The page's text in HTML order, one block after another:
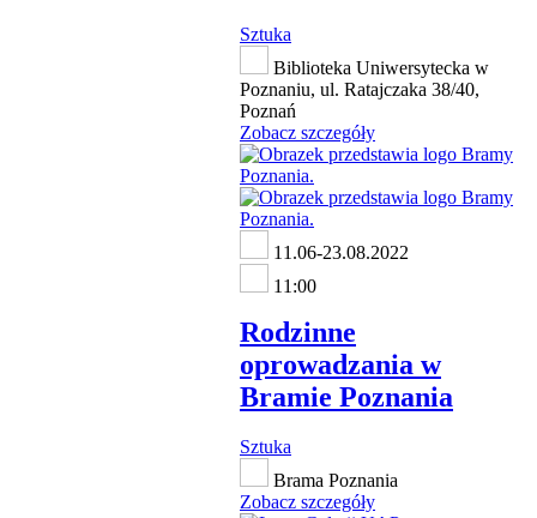
Sztuka
Biblioteka Uniwersytecka w
Poznaniu, ul. Ratajczaka 38/40,
Poznań
Zobacz szczegóły
11.06-23.08.2022
11:00
Rodzinne
oprowadzania w
Bramie Poznania
Sztuka
Brama Poznania
Zobacz szczegóły